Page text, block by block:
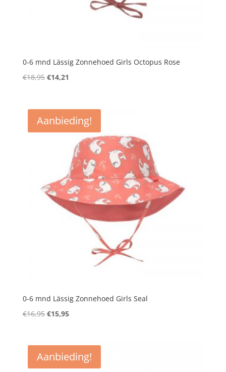
0-6 mnd Lässig Zonnehoed Girls Octopus Rose
€18,95 Oorspronkelijke
€18,95.
€14,21
€14,21.
Aanbieding!
0-6 mnd Lässig Zonnehoed Girls Seal
€16,95 Oorspronkelijke
€16,95.
€15,95Huidige
€15,95.
Aanbieding!